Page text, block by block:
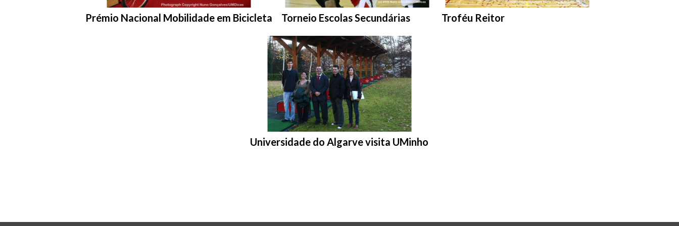
Entrar na pasta:
Prémio Nacional Mobilidade em Bicicleta Entrar na pasta:
Torneio Escolas Secundárias Entrar na pasta:
Troféu Reitor
Entrar na pasta:
Universidade do Algarve visita UMinho